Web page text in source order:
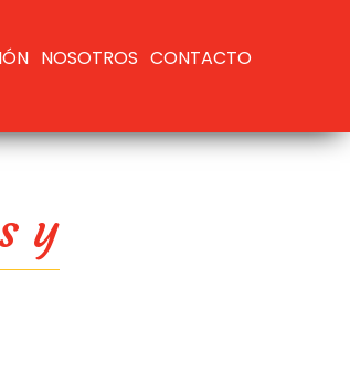
NOSOTROS CONTACTO
y